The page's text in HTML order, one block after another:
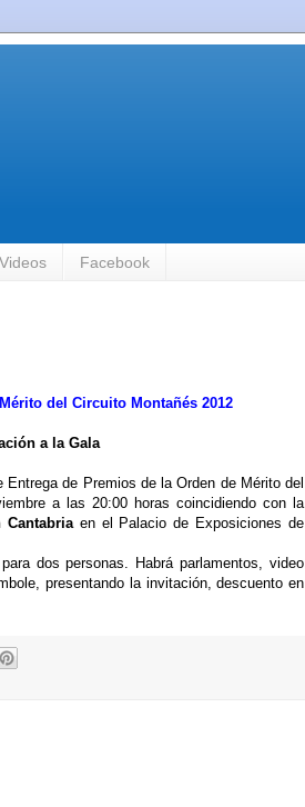
Videos Facebook
del Circuito Montañés 2012
a la Gala
de Premios de la Orden de Mérito del
a las 20:00 horas coincidiendo con la
Cantabriaen el Palacio de Exposiciones de
dos personas. Habrá parlamentos, video
presentando la invitación, descuento en